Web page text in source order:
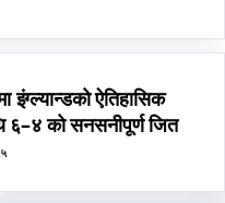
ऐतिहासिक
६–४ को सनसनीपूर्ण जित